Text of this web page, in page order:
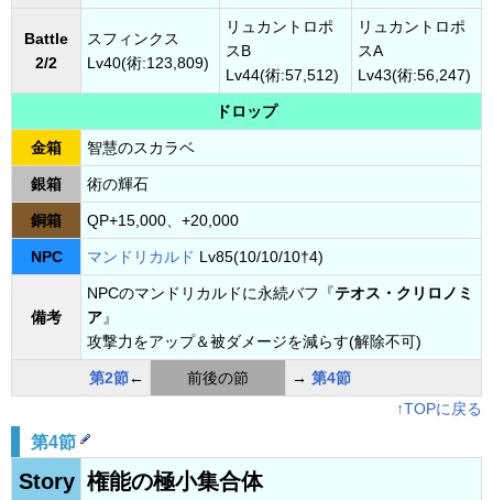
Battle
2/2
スフィンクス
Lv40(術:123,809)
リュカントロポ
スB
Lv44(術:57,512)
リュカントロポ
スA
Lv43(術:56,247)
ドロップ
金箱 智慧のスカラベ
銀箱 術の輝石
銅箱 QP+15,000、+20,000
NPC マンドリカルド Lv85(10/10/10†4)
備考
NPCのマンドリカルドに永続バフ『テオス・クリロノミ
ア』
攻撃力をアップ＆被ダメージを減らす(解除不可)
第2節← 前後の節 → 第4節
↑TOPに戻る
第4節
Story 権能の極小集合体